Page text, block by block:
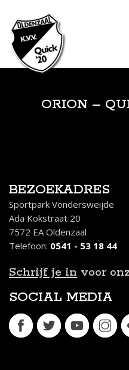
ORION –
BEZOEKADRES
Sportpark Vondersweijde
Ada Kokstraat 20
7572 EA Oldenzaal
Telefoon: 0541 - 53 18 44
Schrijf je in voor
SOCIAL MEDIA